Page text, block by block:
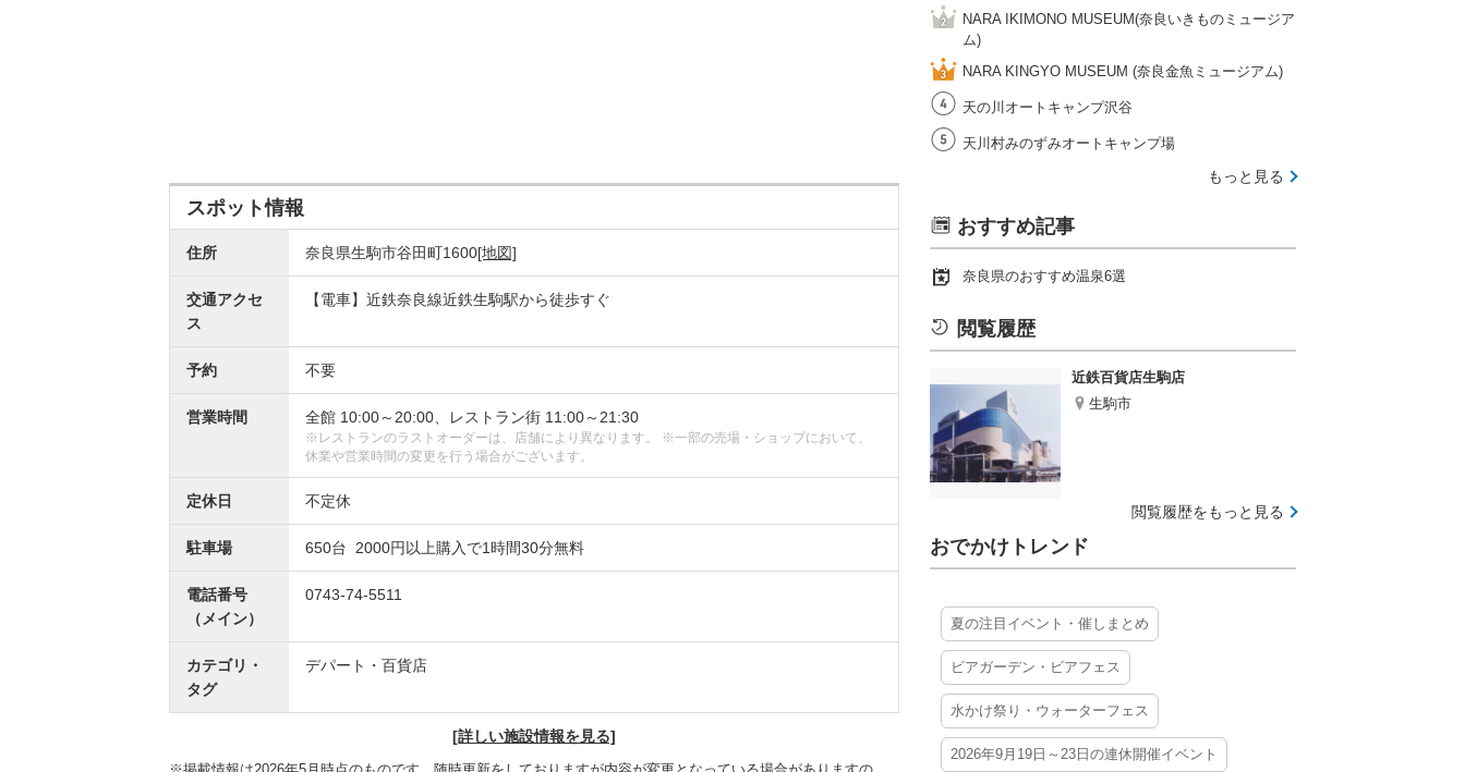
スポット情報
住所 奈良県生駒市谷田町1600[地図]
交通アクセ
ス
【電車】近鉄奈良線近鉄生駒駅から徒歩すぐ
予約 不要
営業時間 全館 10:00～20:00、レストラン街 11:00～21:30
※レストランのラストオーダーは、店舗により異なります。 ※一部の売場・ショップにおいて、
休業や営業時間の変更を行う場合がございます。
定休日 不定休
駐車場 650台 2000円以上購入で1時間30分無料
電話番号
（メイン）
0743-74-5511
カテゴリ・
タグ
デパート・百貨店
[詳しい施設情報を見る]
NARA IKIMONO MUSEUM(奈良いきものミュージア
ム)
NARA KINGYO MUSEUM (奈良金魚ミュージアム)
天の川オートキャンプ沢谷
天川村みのずみオートキャンプ場
もっと見る
おすすめ記事
奈良県のおすすめ温泉6選
閲覧履歴
近鉄百貨店生駒店
生駒市
閲覧履歴をもっと見る
おでかけトレンド
夏の注目イベント・催しまとめ
ビアガーデン・ビアフェス
水かけ祭り・ウォーターフェス
2026年9月19日～23日の連休開催イベント